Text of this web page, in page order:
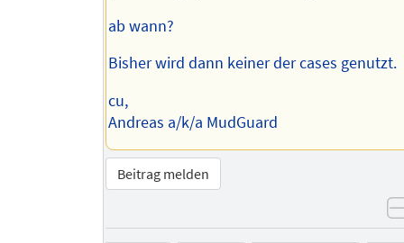
ab wann?
Bisher wird dann keiner der cases genutzt.
cu,
Andreas a/k/a MudGuard
Beitrag melden